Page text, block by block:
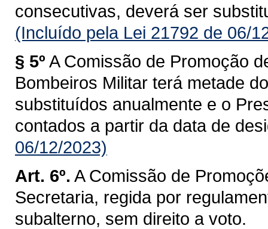
consecutivas, deverá ser
(Incluído pela Lei 21792 de 06/
§ 5º A Comissão de Promoção
Bombeiros Militar terá metade
substituídos anualmente e o
contados a partir da data de
06/12/2023)
Art. 6º. A Comissão de
Secretaria, regida por
subalterno, sem direito a voto.